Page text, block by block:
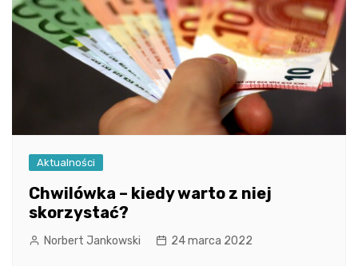
Aktualności
Chwilówka – kiedy warto z niej
skorzystać?
Norbert Jankowski 24 marca 2022